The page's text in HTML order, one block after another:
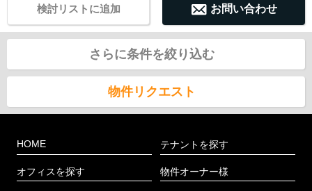
お問い合わせ
検討リストに追加
さらに条件を絞り込む
物件リクエスト
HOME
オフィスを探す
テナントを探す
物件オーナー様